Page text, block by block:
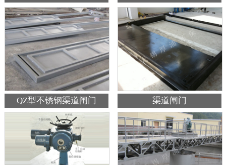
QZ型不锈钢渠道闸门 渠道闸门